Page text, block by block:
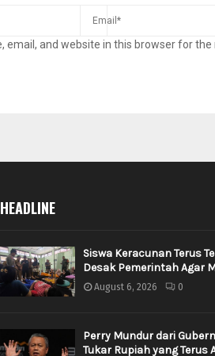
email, and website in this browser for
HEADLINE
Siswa Keracunan Terus
Desak Pemerintah Agar
August 6, 2026 0
Perry Mundur dari
Tukar Rupiah yang Terus